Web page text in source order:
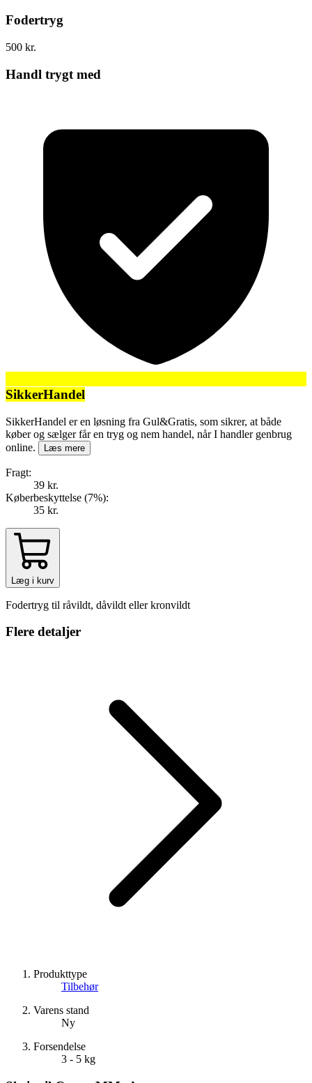
Fodertryg
500 kr.
Handl trygt med
SikkerHandel
SikkerHandel er en løsning fra Gul&Gratis, som sikrer, at både
køber og sælger får en tryg og nem handel, når I handler genbrug
online.
Læs mere
Fragt:
39 kr.
Køberbeskyttelse (7%):
35 kr.
Læg i kurv
Fodertryg til råvildt, dåvildt eller kronvildt
Flere detaljer
Produkttype
Tilbehør
Varens stand
Ny
Forsendelse
3 - 5 kg